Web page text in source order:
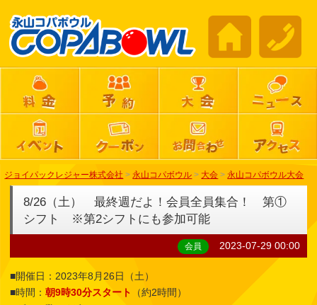
ジョイパックレジャー株式会社 > 永山コパボウル > 大会 > 永山コパボウル大会
8/26（土） 最終週だよ！会員全員集合！ 第①
シフト ※第2シフトにも参加可能
会員 2023-07-29 00:00
■開催日：2023年8月26日（土）
■時間： 朝9時30分スタート
（約2時間）